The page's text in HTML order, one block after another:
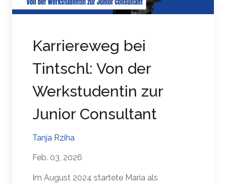
Karriereweg bei
Tintschl: Von der
Werkstudentin zur
Junior Consultant
Tanja Rziha
Feb. 03, 2026
Im August 2024 startete Maria als